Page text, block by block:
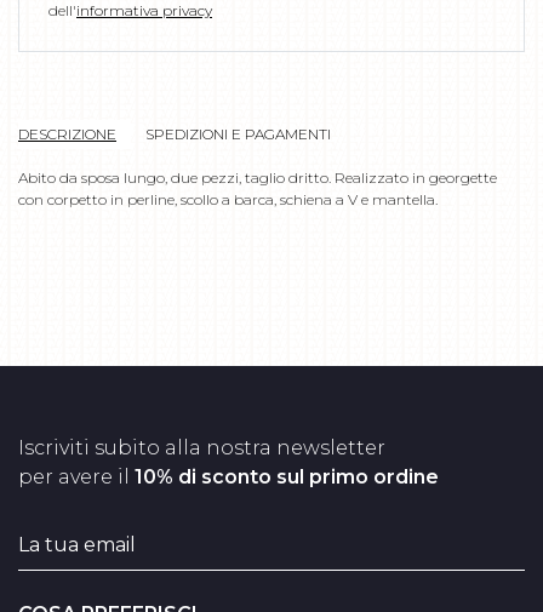
dell'informativa privacy
DESCRIZIONE SPEDIZIONI E PAGAMENTI
Abito da sposa lungo, due pezzi, taglio dritto. Realizzato in georgette
con corpetto in perline, scollo a barca, schiena a V e mantella.
Iscriviti subito alla nostra newsletter
per avere il 10% di sconto sul primo ordine